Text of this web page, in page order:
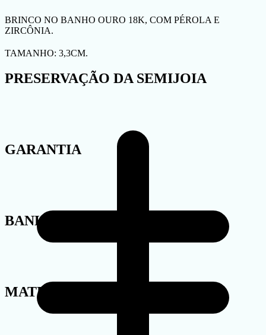
BRINCO NO BANHO OURO 18K, COM PÉROLA E
ZIRCÔNIA.
TAMANHO: 3,3CM.
PRESERVAÇÃO DA SEMIJOIA
GARANTIA
BANHO
MATERIAL